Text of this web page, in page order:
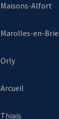
Maisons-Alfort
Marolles-en-Brie
Orly
Arcueil
Thiais